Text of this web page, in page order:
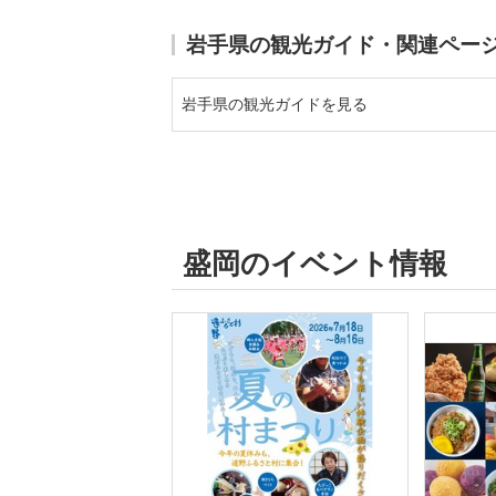
岩手県の観光ガイド・関連ペー
岩手県の観光ガイドを見る
盛岡のイベント情報